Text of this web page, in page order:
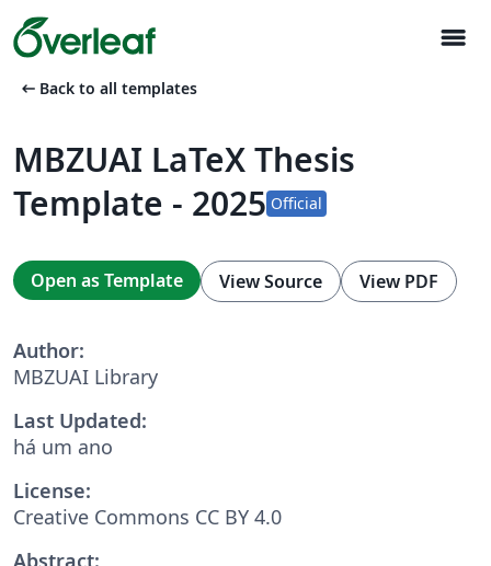
menu
arrow_left_alt Back to all templates
MBZUAI LaTeX Thesis
Template - 2025 Official
Open as Template View Source View PDF
Author:
MBZUAI Library
Last Updated:
há um ano
License:
Creative Commons CC BY 4.0
Abstract: